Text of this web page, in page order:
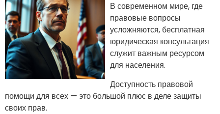
В современном мире, где
правовые вопросы
усложняются, бесплатная
юридическая консультация
служит важным ресурсом
для населения.
Доступность правовой
помощи для всех — это большой плюс в деле защиты
своих прав.